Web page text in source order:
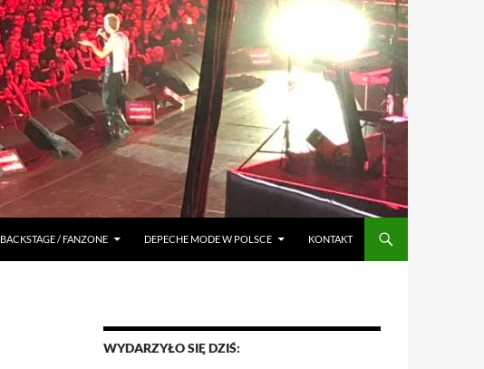
BACKSTAGE / FANZONE DEPECHE MODE W POLSCE KONTAKT
WYDARZYŁO SIĘ DZIŚ: